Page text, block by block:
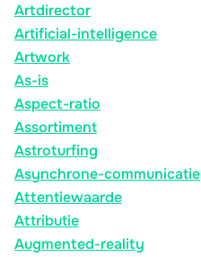
Artdirector
Artificial-intelligence
Artwork
As-is
Aspect-ratio
Assortiment
Astroturfing
Asynchrone-communicatie
Attentiewaarde
Attributie
Augmented-reality